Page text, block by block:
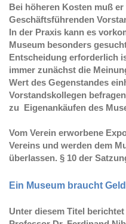
Bei höheren Kosten muß
Geschäftsführenden
In der Praxis kann es
Museum besonders
Entscheidung erforderlich
immer zunächst die
Wert des Gegenstandes
Vorstandskollegen
zu Eigenankäufen des
Vom Verein erworbene
Vereins und werden dem
überlassen. § 10 der
Ein Museum braucht
Unter diesem Titel